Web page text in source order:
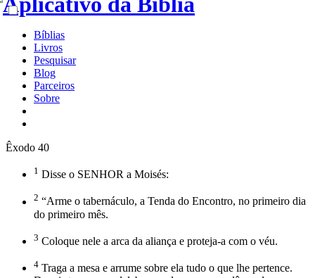
Bíblias
Livros
Pesquisar
Blog
Parceiros
Sobre
Êxodo 40
1 Disse o SENHOR a Moisés:
2 “Arme o tabernáculo, a Tenda do Encontro, no primeiro dia
do primeiro mês.
3 Coloque nele a arca da aliança e proteja-a com o véu.
4 Traga a mesa e arrume sobre ela tudo o que lhe pertence.